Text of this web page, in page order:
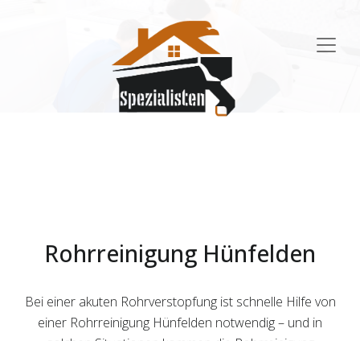
Rohrreinigung Hünfelden
Bei einer akuten Rohrverstopfung ist schnelle Hilfe von
einer Rohrreinigung Hünfelden notwendig – und in